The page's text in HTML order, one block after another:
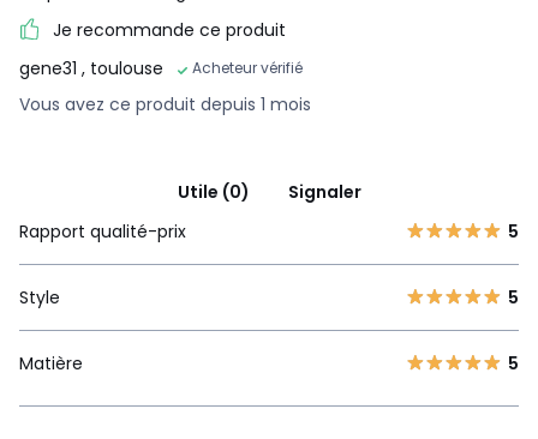
Je recommande ce produit
gene31 , toulouse Acheteur vérifié
Vous avez ce produit depuis 1 mois
Utile (0)
Signaler
Rapport qualité-prix
5
Style 5
Matière 5